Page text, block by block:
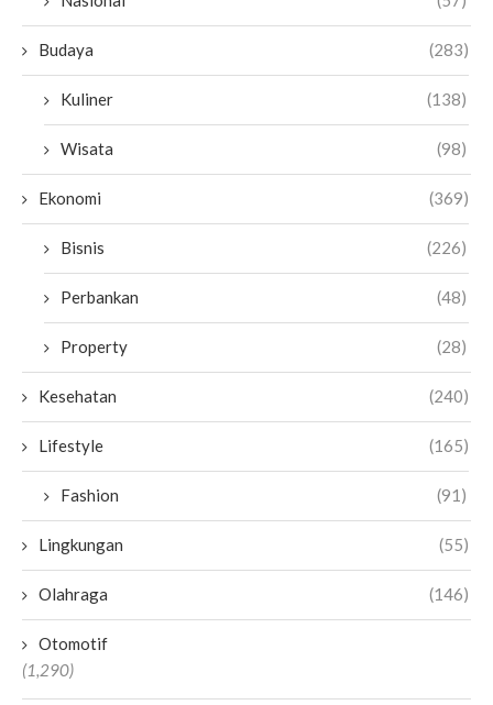
Budaya (283)
Kuliner (138)
Wisata (98)
Ekonomi (369)
Bisnis (226)
Perbankan (48)
Property (28)
Kesehatan (240)
Lifestyle (165)
Fashion (91)
Lingkungan (55)
Olahraga (146)
Otomotif
(1,290)